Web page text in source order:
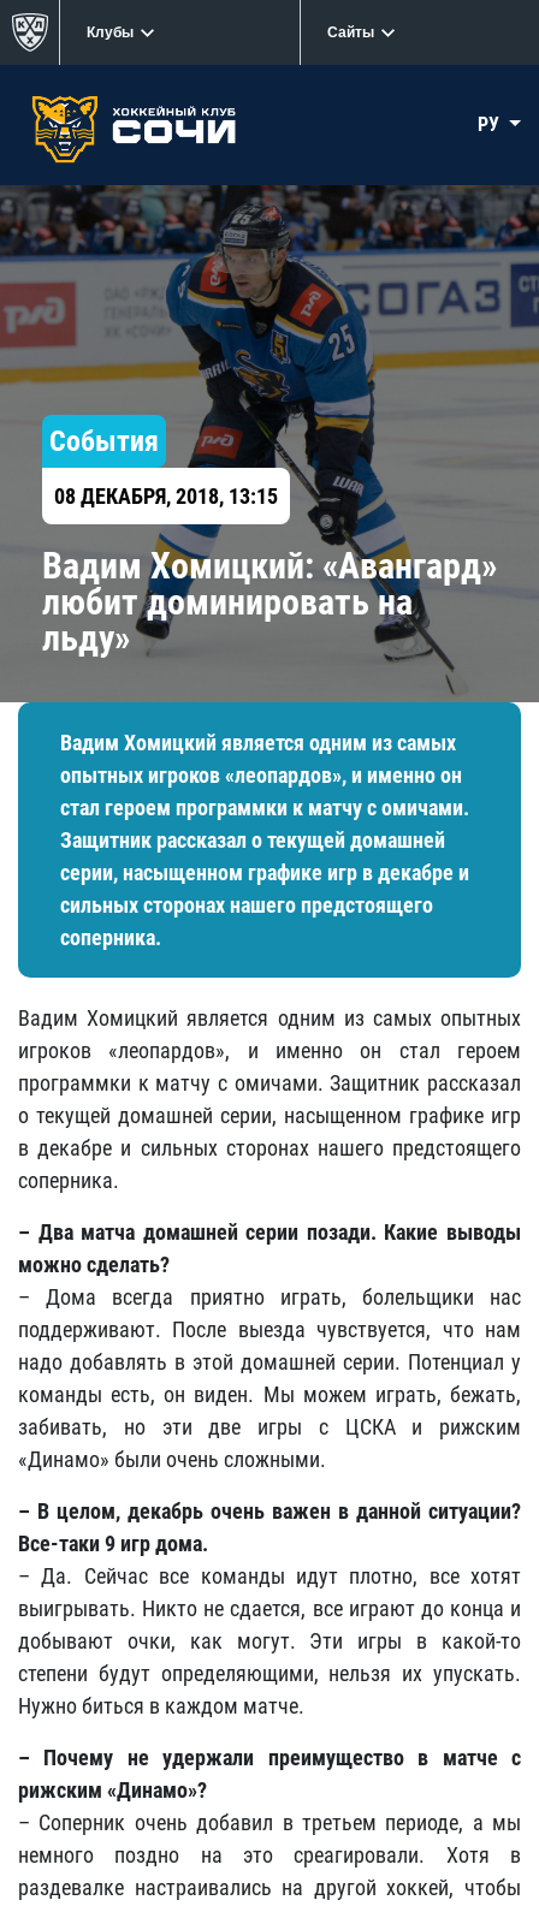
Клубы Сайты
РУ
События
08 ДЕКАБРЯ, 2018, 13:15
Вадим Хомицкий: «Авангард»
любит доминировать на
льду»
Вадим Хомицкий является одним из самых
опытных игроков «леопардов», и именно он
стал героем программки к матчу с омичами.
Защитник рассказал о текущей домашней
серии, насыщенном графике игр в декабре и
сильных сторонах нашего предстоящего
соперника.
Вадим Хомицкий является одним из самых опытных
игроков «леопардов», и именно он стал героем
программки к матчу с омичами. Защитник рассказал
о текущей домашней серии, насыщенном графике игр
в декабре и сильных сторонах нашего предстоящего
соперника.
– Два матча домашней серии позади. Какие выводы
можно сделать?
– Дома всегда приятно играть, болельщики нас
поддерживают. После выезда чувствуется, что нам
надо добавлять в этой домашней серии. Потенциал у
команды есть, он виден. Мы можем играть, бежать,
забивать, но эти две игры с ЦСКА и рижским
«Динамо» были очень сложными.
– В целом, декабрь очень важен в данной ситуации?
Все-таки 9 игр дома.
– Да. Сейчас все команды идут плотно, все хотят
выигрывать. Никто не сдается, все играют до конца и
добывают очки, как могут. Эти игры в какой-то
степени будут определяющими, нельзя их упускать.
Нужно биться в каждом матче.
– Почему не удержали преимущество в матче с
рижским «Динамо»?
– Соперник очень добавил в третьем периоде, а мы
немного поздно на это среагировали. Хотя в
раздевалке настраивались на другой хоккей, чтобы